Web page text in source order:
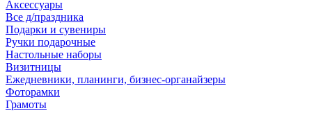
Аксессуары
Все д/праздника
Подарки и сувениры
Ручки подарочные
Настольные наборы
Визитницы
Ежедневники, планинги, бизнес-органайзеры
Фоторамки
Грамоты